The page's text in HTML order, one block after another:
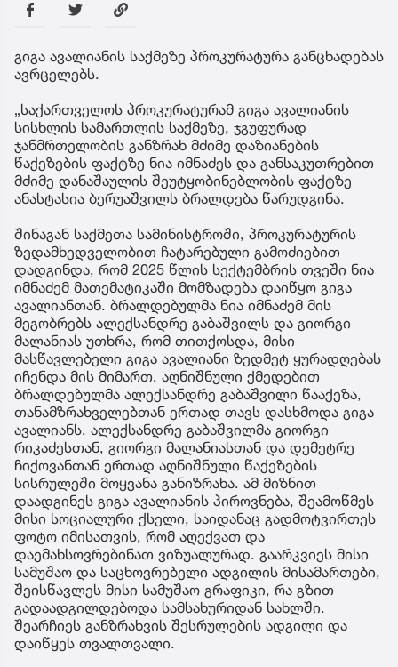
გიგა ავალიანის საქმეზე პროკურატურა განცხადებას
ავრცელებს.
„საქართველოს პროკურატურამ გიგა ავალიანის
სისხლის სამართლის საქმეზე, ჯგუფურად
ჯანმრთელობის განზრახ მძიმე დაზიანების
წაქეზების ფაქტზე ნია იმნაძეს და განსაკუთრებით
მძიმე დანაშაულის შეუტყობინებლობის ფაქტზე
ანასტასია ბერუაშვილს ბრალდება წარუდგინა.
შინაგან საქმეთა სამინისტროში, პროკურატურის
ზედამხედველობით ჩატარებული გამოძიებით
დადგინდა, რომ 2025 წლის სექტემბრის თვეში ნია
იმნაძემ მათემატიკაში მომზადება დაიწყო გიგა
ავალიანთან. ბრალდებულმა ნია იმნაძემ მის
მეგობრებს ალექსანდრე გაბაშვილს და გიორგი
მალანიას უთხრა, რომ თითქოსდა, მისი
მასწავლებელი გიგა ავალიანი ზედმეტ ყურადღებას
იჩენდა მის მიმართ. აღნიშნული ქმედებით
ბრალდებულმა ალექსანდრე გაბაშვილი წააქეზა,
თანამზრახველებთან ერთად თავს დასხმოდა გიგა
ავალიანს. ალექსანდრე გაბაშვილმა გიორგი
რიკაძესთან, გიორგი მალანიასთან და დემეტრე
ჩიქოვანთან ერთად აღნიშნული წაქეზების
სისრულეში მოყვანა განიზრახა. ამ მიზნით
დაადგინეს გიგა ავალიანის პიროვნება, შეამოწმეს
მისი სოციალური ქსელი, საიდანაც გადმოტვირთეს
ფოტო იმისათვის, რომ აღექვათ და
დაემახსოვრებინათ ვიზუალურად. გაარკვიეს მისი
სამუშაო და საცხოვრებელი ადგილის მისამართები,
შეისწავლეს მისი სამუშაო გრაფიკი, რა გზით
გადაადგილდებოდა სამსახურიდან სახლში.
შეარჩიეს განზრახვის შესრულების ადგილი და
დაიწყეს თვალთვალი.